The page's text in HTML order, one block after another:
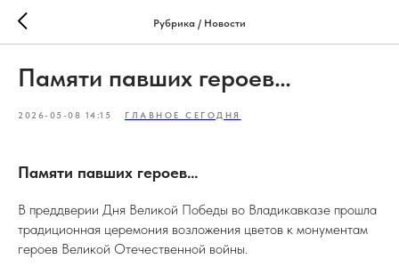
Рубрика / Новости
Памяти павших героев…
2026-05-08 14:15 ГЛАВНОЕ СЕГОДНЯ
Памяти павших героев…
В преддверии Дня Великой Победы во Владикавказе прошла
традиционная церемония возложения цветов к монументам
героев Великой Отечественной войны.